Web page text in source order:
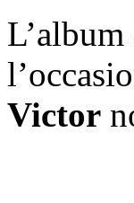
L’album
Victor